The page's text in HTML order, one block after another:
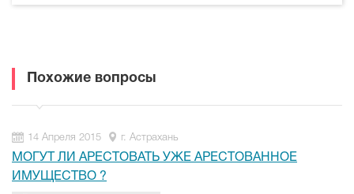
Похожие вопросы
14 Апреля 2015 г. Астрахань
МОГУТ ЛИ АРЕСТОВАТЬ УЖЕ АРЕСТОВАННОЕ
ИМУЩЕСТВО ?